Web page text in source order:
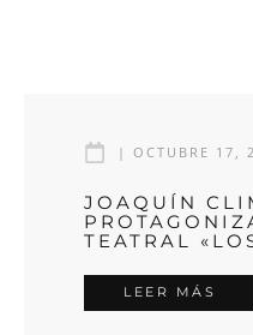
| OCTUBRE 17,
JOAQUÍN
TEATRAL
LEER MÁS